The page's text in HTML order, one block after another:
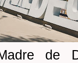
de